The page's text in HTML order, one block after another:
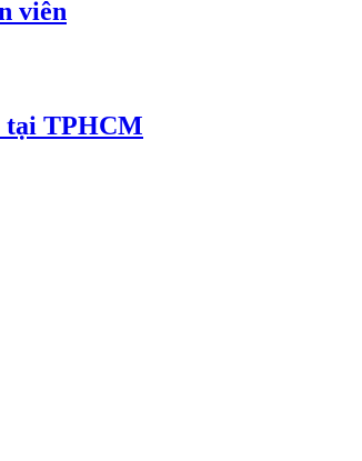
viên
tại TPHCM